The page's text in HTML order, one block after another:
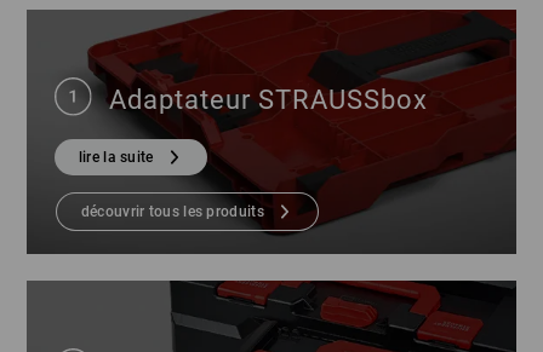
Adaptateur STRAUSSbox
lire la suite
découvrir tous les produits